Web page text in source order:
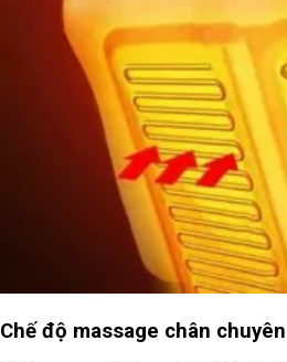
Chế độ massage chân